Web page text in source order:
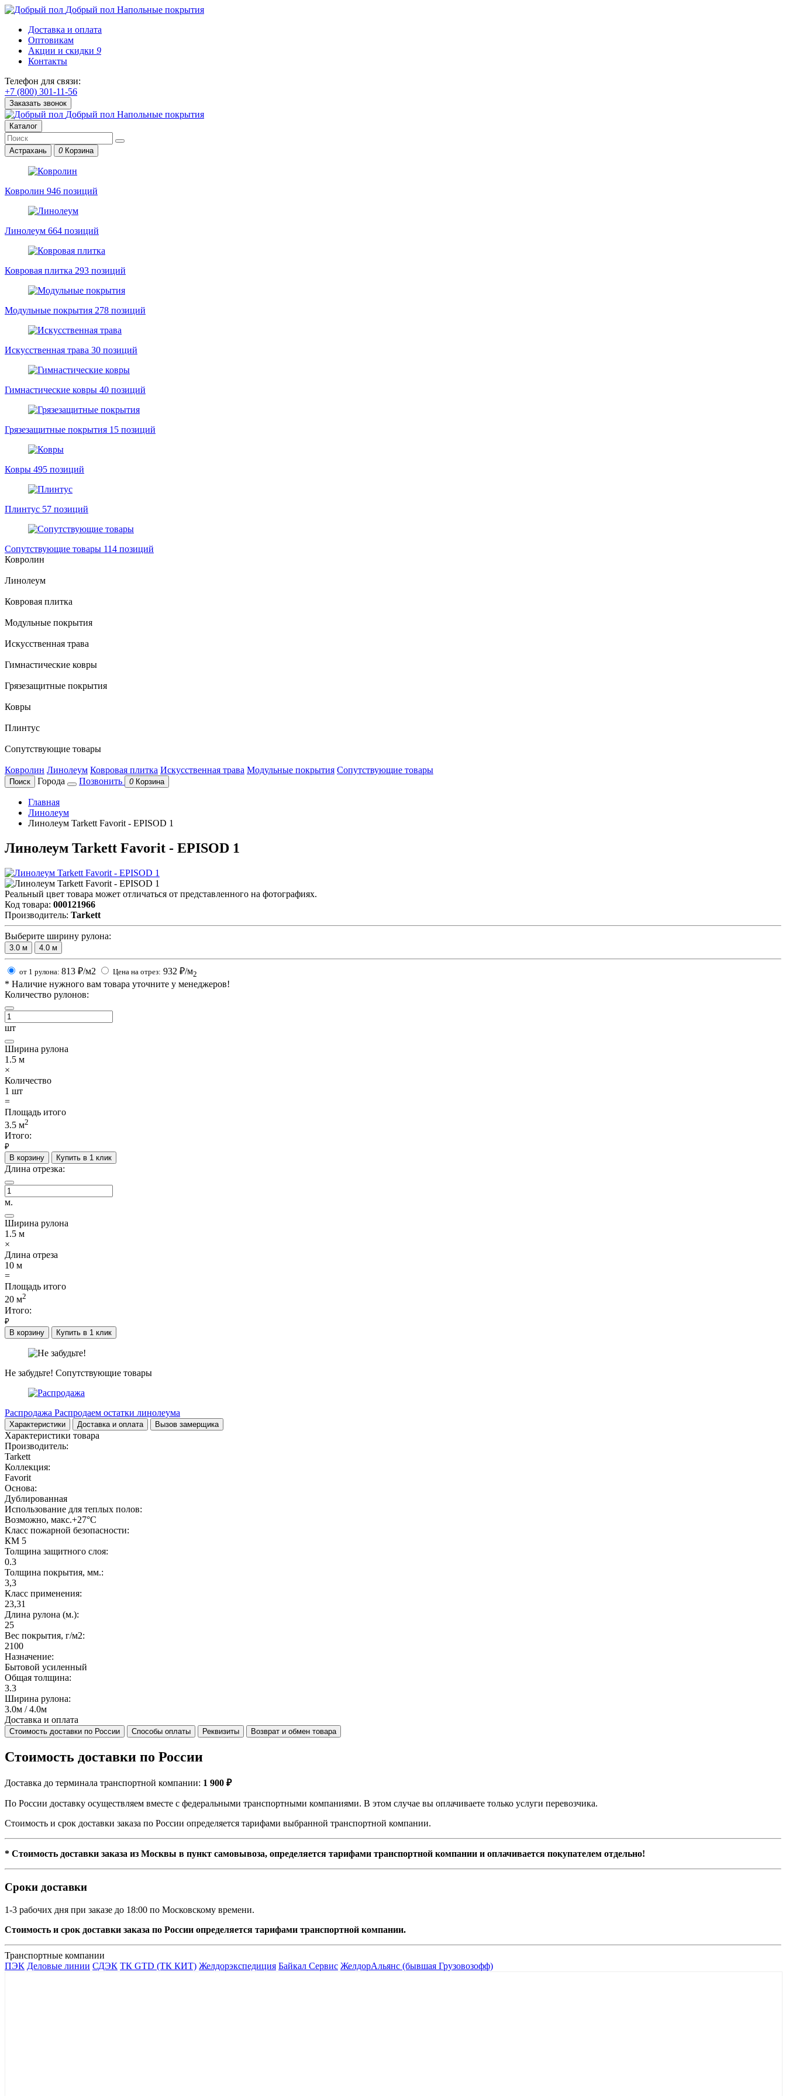
Добрый пол Напольные покрытия
Доставка и оплата
Оптовикам
Акции и скидки 9
Контакты
Телефон для связи:
+7 (800) 301-11-56
Заказать звонок
Добрый пол Напольные покрытия
Каталог
Астрахань 0 Корзина
Ковролин 946 позиций
Линолеум 664 позиций
Ковровая плитка 293 позиций
Модульные покрытия 278 позиций
Искусственная трава 30 позиций
Гимнастические ковры 40 позиций
Грязезащитные покрытия 15 позиций
Ковры 495 позиций
Плинтус 57 позиций
Сопутствующие товары 114 позиций
Ковролин
Линолеум
Ковровая плитка
Модульные покрытия
Искусственная трава
Гимнастические ковры
Грязезащитные покрытия
Ковры
Плинтус
Сопутствующие товары
Ковролин Линолеум Ковровая плитка Искусственная трава Модульные покрытия Сопутствующие товары
Поиск Города Позвонить 0 Корзина
Главная
Линолеум
Линолеум Tarkett Favorit - EPISOD 1
Линолеум Tarkett Favorit - EPISOD 1
Реальный цвет товара может отличаться от представленного на фотографиях.
Код товара: 000121966
Производитель: Tarkett
Выберите ширину рулона:
3.0 м 4.0 м
от 1 рулона: 813 ₽/м2 Цена на отрез: 932 ₽/м2
* Наличие нужного вам товара уточните у менеджеров!
Количество рулонов:
шт
Ширина рулона
1.5 м
×
Количество
1 шт
=
Площадь итого
3.5 м2
Итого:
₽
В корзину
Купить в 1 клик
Длина отрезка:
м.
Ширина рулона
1.5 м
×
Длина отреза
10 м
=
Площадь итого
20 м2
Итого:
₽
В корзину
Купить в 1 клик
Не забудьте! Сопутствующие товары
Распродажа Распродаем остатки линолеума
Характеристики Доставка и оплата Вызов замерщика
Характеристики товара
Производитель:
Tarkett
Коллекция:
Favorit
Основа:
Дублированная
Использование для теплых полов:
Возможно, макс.+27°С
Класс пожарной безопасности:
КМ 5
Толщина защитного слоя:
0.3
Толщина покрытия, мм.:
3,3
Класс применения:
23,31
Длина рулона (м.):
25
Вес покрытия, г/м2:
2100
Назначение:
Бытовой усиленный
Общая толщина:
3.3
Ширина рулона:
3.0м / 4.0м
Доставка и оплата
Стоимость доставки по России Способы оплаты Реквизиты Возврат и обмен товара
Стоимость доставки по России
Доставка до терминала транспортной компании: 1 900 ₽
По России доставку осуществляем вместе с федеральными транспортными компаниями. В этом случае вы оплачиваете только услуги перевозчика.
Стоимость и срок доставки заказа по России определяется тарифами выбранной транспортной компании.
* Стоимость доставки заказа из Москвы в пункт самовывоза, определяется тарифами транспортной компании и оплачивается покупателем отдельно!
Сроки доставки
1-3 рабочих дня при заказе до 18:00 по Московскому времени.
Стоимость и срок доставки заказа по России определяется тарифами транспортной компании.
Транспортные компании
ПЭК Деловые линии СДЭК ТК GTD (ТК КИТ) Желдорэкспедиция Байкал Сервис ЖелдорАльянс (бывшая Грузовозофф)